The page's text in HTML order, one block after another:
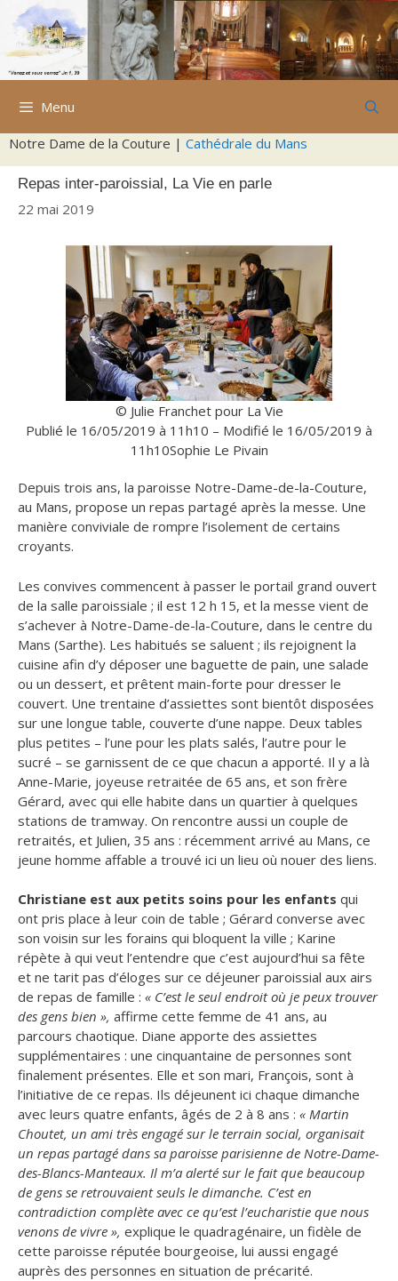
Aller
contenu
Menu
Notre Dame de la Couture | Cathédrale du Mans
Repas inter-paroissial, La Vie en parle
22 mai 2019
© Julie Franchet pour La Vie
Publié le 16/05/2019 à 11h10 – Modifié le 16/05/2019 à
11h10Sophie Le Pivain
Depuis trois ans, la paroisse Notre-Dame-de-la-Couture,
au Mans, propose un repas partagé après la messe. Une
manière conviviale de rompre l’isolement de certains
croyants.
Les convives commencent à passer le portail grand ouvert
de la salle paroissiale ; il est 12 h 15, et la messe vient de
s’achever à Notre-Dame-de-la-Couture, dans le centre du
Mans (Sarthe). Les habitués se saluent ; ils rejoignent la
cuisine afin d’y déposer une baguette de pain, une salade
ou un dessert, et prêtent main-forte pour dresser le
couvert. Une trentaine d’assiettes sont bientôt disposées
sur une longue table, couverte d’une nappe. Deux tables
plus petites – l’une pour les plats salés, l’autre pour le
sucré – se garnissent de ce que chacun a apporté. Il y a là
Anne-Marie, joyeuse retraitée de 65 ans, et son frère
Gérard, avec qui elle habite dans un quartier à quelques
stations de tramway. On rencontre aussi un couple de
retraités, et Julien, 35 ans : récemment arrivé au Mans, ce
jeune homme affable a trouvé ici un lieu où nouer des liens.
Christiane est aux petits soins pour les enfants qui
ont pris place à leur coin de table ; Gérard converse avec
son voisin sur les forains qui bloquent la ville ; Karine
répète à qui veut l’entendre que c’est aujourd’hui sa fête
et ne tarit pas d’éloges sur ce déjeuner paroissial aux airs
de repas de famille : « C’est le seul endroit où je peux trouver
des gens bien », affirme cette femme de 41 ans, au
parcours chaotique. Diane apporte des assiettes
supplémentaires : une cinquantaine de personnes sont
finalement présentes. Elle et son mari, François, sont à
l’initiative de ce repas. Ils déjeunent ici chaque dimanche
avec leurs quatre enfants, âgés de 2 à 8 ans : « Martin
Choutet, un ami très engagé sur le terrain social, organisait
un repas partagé dans sa paroisse parisienne de Notre-Dame-
des-Blancs-Manteaux. Il m’a alerté sur le fait que beaucoup
de gens se retrouvaient seuls le dimanche. C’est en
contradiction complète avec ce qu’est l’eucharistie que nous
venons de vivre », explique le quadragénaire, un fidèle de
cette paroisse réputée bourgeoise, lui aussi engagé
auprès des personnes en situation de précarité.